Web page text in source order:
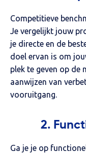
Competitieve
Je vergelijkt jouw
je directe en de
doel ervan is om
plek te geven op
aanwijzen van
vooruitgang.
2.
Ga je je op